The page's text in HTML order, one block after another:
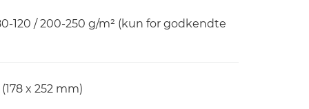
120 / 200-250 g/m² (kun for godkendte
x 252 mm)